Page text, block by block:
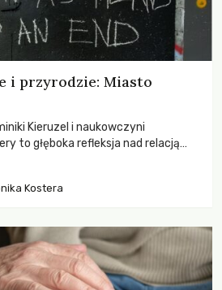
i przyrodzie: Miasto
Kieruzel i naukowczyni
to głęboka refleksja nad relacją
Kostera